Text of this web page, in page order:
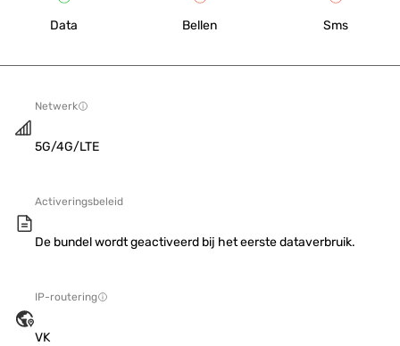
Data Bellen Sms
Netwerk
5G/4G/LTE
Activeringsbeleid
De bundel wordt geactiveerd bij het eerste dataverbruik.
IP-routering
VK